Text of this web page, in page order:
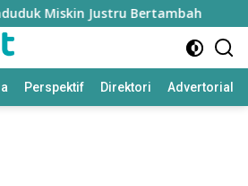
Miskin Justru Bertambah
Perspektif Direktori Advertorial